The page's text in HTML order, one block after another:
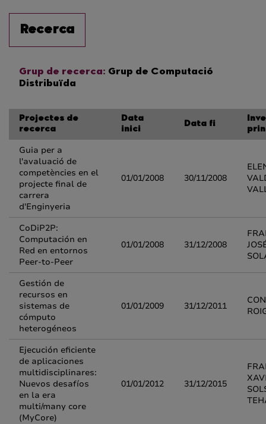
Recerca
Grup de recerca: Grup de Computació
Distribuïda
Projectes de
recerca
Data
inici
Data fi
Guia per a
l'avaluació de
competències en el
projecte final de
carrera
d'Enginyeria
01/01/2008 30/11/2008
CoDiP2P:
Computación en
Red en entornos
Peer-to-Peer
01/01/2008 31/12/2008
Gestión de
recursos en
sistemas de
cómputo
heterogéneos
01/01/2009 31/12/2011
Ejecución eficiente
de aplicaciones
multidisciplinares:
Nuevos desafíos
en la era
multi/many core
(MyCore)
01/01/2012 31/12/2015